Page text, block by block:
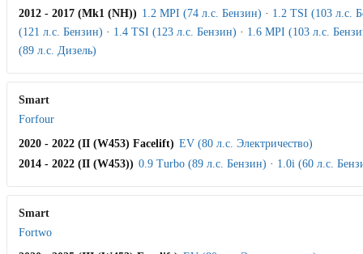
2012 - 2017 (Mk1 (NH)) 1.2 MPI (74 л.с. Бензин) · 1.2 TSI (103 л.с.
(121 л.с. Бензин) · 1.4 TSI (123 л.с. Бензин) · 1.6 MPI (103 л.с.
(89 л.с. Дизель)
Smart
Forfour
2020 - 2022 (II (W453) Facelift) EV (80 л.с. Электричество)
2014 - 2022 (II (W453)) 0.9 Turbo (89 л.с. Бензин) · 1.0i (60 л.с.
Smart
Fortwo